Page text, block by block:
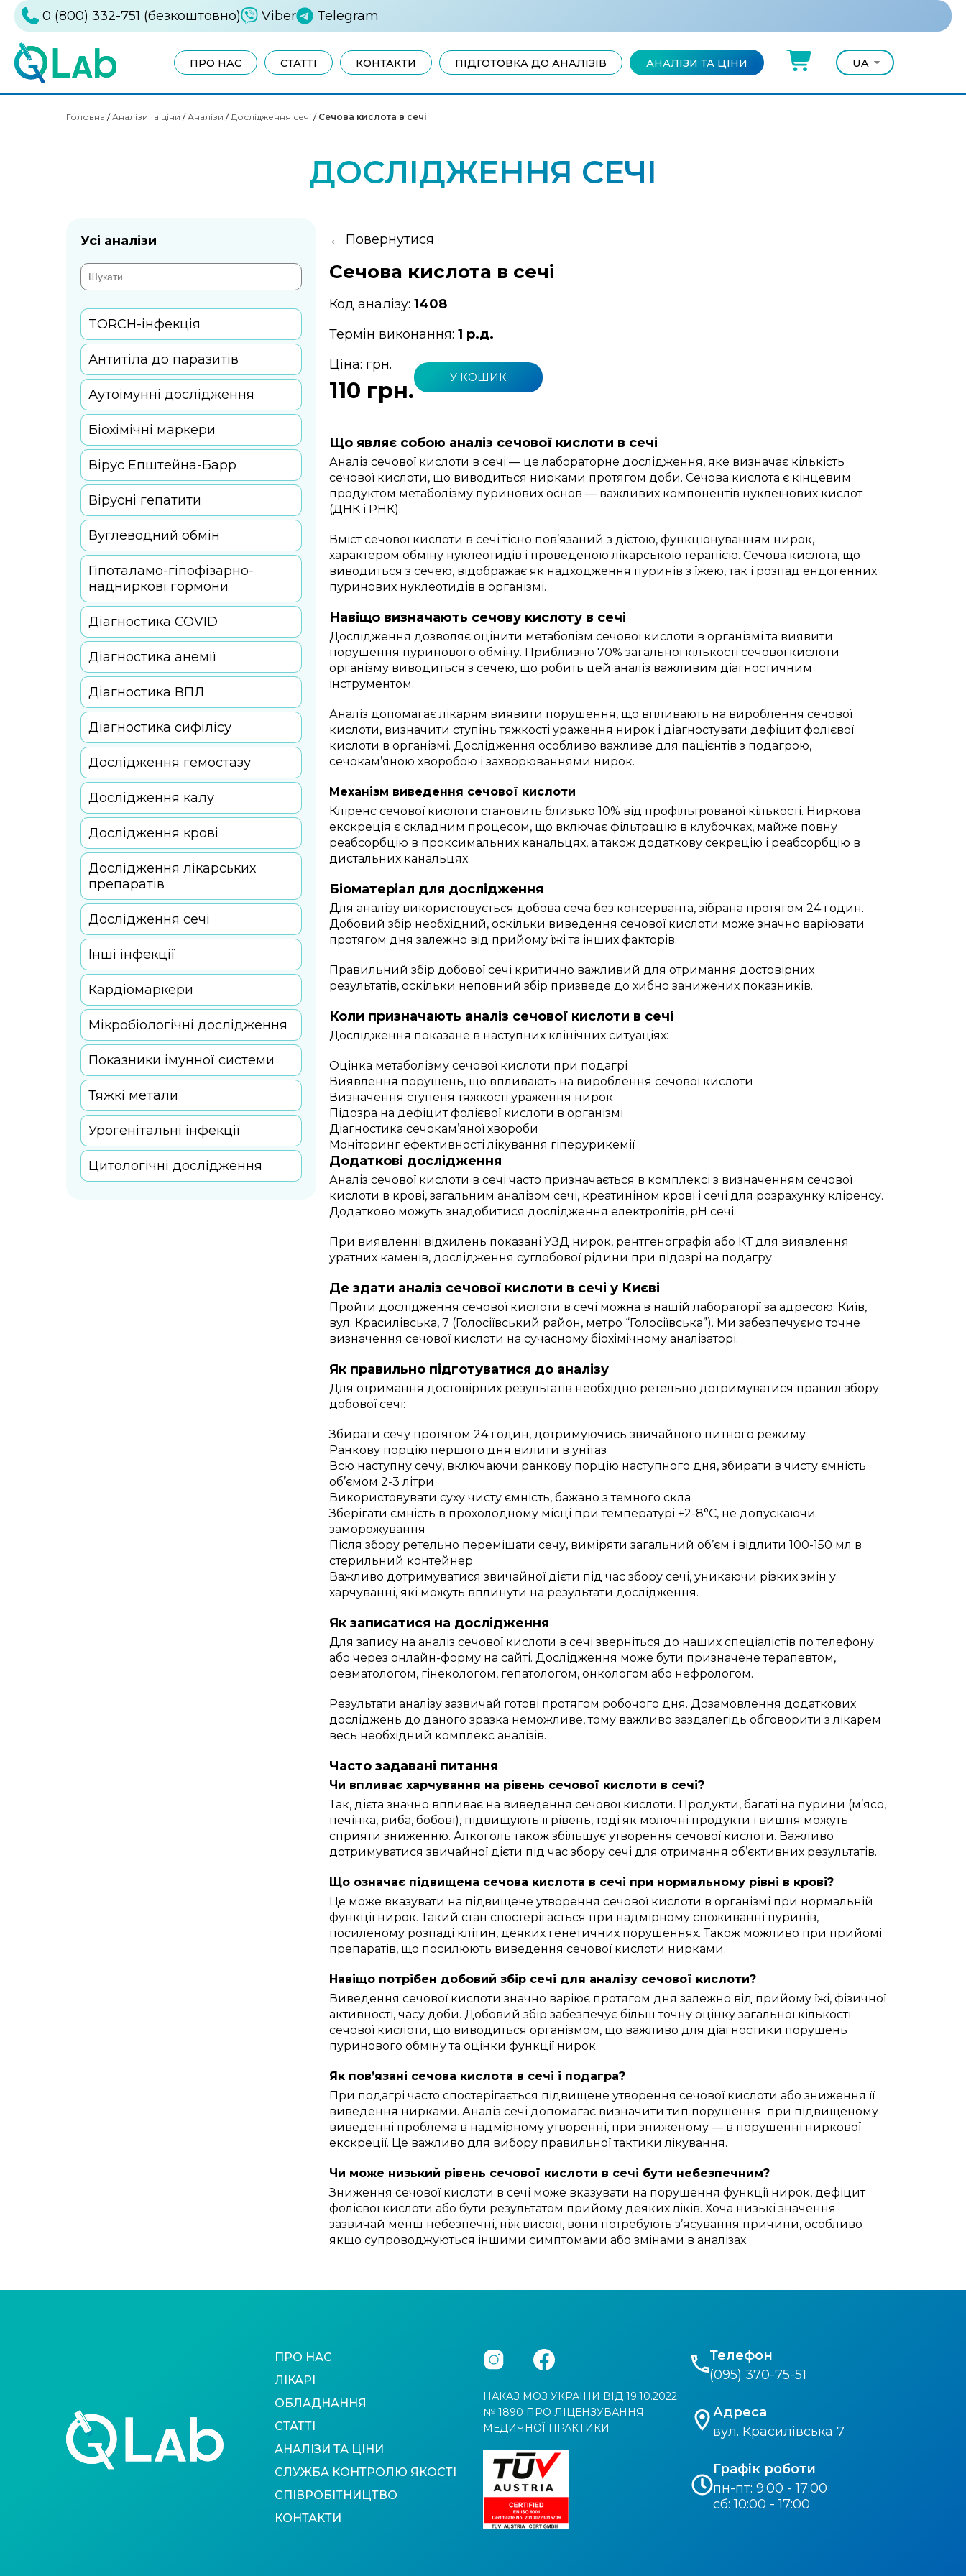
0 (800) 332-751 (безкоштовно) Viber Telegram
ПРО НАС СТАТТІ КОНТАКТИ ПІДГОТОВКА ДО АНАЛІЗІВ АНАЛІЗИ ТА ЦІНИ
UA
Головна / Аналізи та ціни / Аналізи / Дослідження сечі / Сечова кислота в сечі
ДОСЛІДЖЕННЯ СЕЧІ
Усі аналізи
TORCH-інфекція
Антитіла до паразитів
Аутоімунні дослідження
Біохімічні маркери
Вірус Епштейна-Барр
Вірусні гепатити
Вуглеводний обмін
Гіпоталамо-гіпофізарно-
надниркові гормони
Діагностика COVID
Діагностика анемії
Діагностика ВПЛ
Діагностика сифілісу
Дослідження гемостазу
Дослідження калу
Дослідження крові
Дослідження лікарських
препаратів
Дослідження сечі
Інші інфекції
Кардіомаркери
Мікробіологічні дослідження
Показники імунної системи
Тяжкі метали
Урогенітальні інфекції
Цитологічні дослідження
← Повернутися
Сечова кислота в сечі
Код аналізу:1408
Термін виконання:1 р.д.
Ціна: грн.
110 грн. У КОШИК
Що являє собою аналіз сечової кислоти в сечі
Аналіз сечової кислоти в сечі — це лабораторне дослідження, яке визначає кількість
сечової кислоти, що виводиться нирками протягом доби. Сечова кислота є кінцевим
продуктом метаболізму пуринових основ — важливих компонентів нуклеїнових кислот
(ДНК і РНК).
Вміст сечової кислоти в сечі тісно пов’язаний з дієтою, функціонуванням нирок,
характером обміну нуклеотидів і проведеною лікарською терапією. Сечова кислота, що
виводиться з сечею, відображає як надходження пуринів з їжею, так і розпад ендогенних
пуринових нуклеотидів в організмі.
Навіщо визначають сечову кислоту в сечі
Дослідження дозволяє оцінити метаболізм сечової кислоти в організмі та виявити
порушення пуринового обміну. Приблизно 70% загальної кількості сечової кислоти
організму виводиться з сечею, що робить цей аналіз важливим діагностичним
інструментом.
Аналіз допомагає лікарям виявити порушення, що впливають на вироблення сечової
кислоти, визначити ступінь тяжкості ураження нирок і діагностувати дефіцит фолієвої
кислоти в організмі. Дослідження особливо важливе для пацієнтів з подагрою,
сечокам’яною хворобою і захворюваннями нирок.
Механізм виведення сечової кислоти
Кліренс сечової кислоти становить близько 10% від профільтрованої кількості. Ниркова
екскреція є складним процесом, що включає фільтрацію в клубочках, майже повну
реабсорбцію в проксимальних канальцях, а також додаткову секрецію і реабсорбцію в
дистальних канальцях.
Біоматеріал для дослідження
Для аналізу використовується добова сеча без консерванта, зібрана протягом 24 годин.
Добовий збір необхідний, оскільки виведення сечової кислоти може значно варіювати
протягом дня залежно від прийому їжі та інших факторів.
Правильний збір добової сечі критично важливий для отримання достовірних
результатів, оскільки неповний збір призведе до хибно занижених показників.
Коли призначають аналіз сечової кислоти в сечі
Дослідження показане в наступних клінічних ситуаціях:
Оцінка метаболізму сечової кислоти при подагрі
Виявлення порушень, що впливають на вироблення сечової кислоти
Визначення ступеня тяжкості ураження нирок
Підозра на дефіцит фолієвої кислоти в організмі
Діагностика сечокам’яної хвороби
Моніторинг ефективності лікування гіперурикемії
Додаткові дослідження
Аналіз сечової кислоти в сечі часто призначається в комплексі з визначенням сечової
кислоти в крові, загальним аналізом сечі, креатиніном крові і сечі для розрахунку кліренсу.
Додатково можуть знадобитися дослідження електролітів, pH сечі.
При виявленні відхилень показані УЗД нирок, рентгенографія або КТ для виявлення
уратних каменів, дослідження суглобової рідини при підозрі на подагру.
Де здати аналіз сечової кислоти в сечі у Києві
Пройти дослідження сечової кислоти в сечі можна в нашій лабораторії за адресою: Київ,
вул. Красилівська, 7 (Голосіївський район, метро “Голосіївська”). Ми забезпечуємо точне
визначення сечової кислоти на сучасному біохімічному аналізаторі.
Як правильно підготуватися до аналізу
Для отримання достовірних результатів необхідно ретельно дотримуватися правил збору
добової сечі:
Збирати сечу протягом 24 годин, дотримуючись звичайного питного режиму
Ранкову порцію першого дня вилити в унітаз
Всю наступну сечу, включаючи ранкову порцію наступного дня, збирати в чисту ємність
об’ємом 2-3 літри
Використовувати суху чисту ємність, бажано з темного скла
Зберігати ємність в прохолодному місці при температурі +2-8°С, не допускаючи
заморожування
Після збору ретельно перемішати сечу, виміряти загальний об’єм і відлити 100-150 мл в
стерильний контейнер
Важливо дотримуватися звичайної дієти під час збору сечі, уникаючи різких змін у
харчуванні, які можуть вплинути на результати дослідження.
Як записатися на дослідження
Для запису на аналіз сечової кислоти в сечі зверніться до наших спеціалістів по телефону
або через онлайн-форму на сайті. Дослідження може бути призначене терапевтом,
ревматологом, гінекологом, гепатологом, онкологом або нефрологом.
Результати аналізу зазвичай готові протягом робочого дня. Дозамовлення додаткових
досліджень до даного зразка неможливе, тому важливо заздалегідь обговорити з лікарем
весь необхідний комплекс аналізів.
Часто задавані питання
Чи впливає харчування на рівень сечової кислоти в сечі?
Так, дієта значно впливає на виведення сечової кислоти. Продукти, багаті на пурини (м’ясо,
печінка, риба, бобові), підвищують її рівень, тоді як молочні продукти і вишня можуть
сприяти зниженню. Алкоголь також збільшує утворення сечової кислоти. Важливо
дотримуватися звичайної дієти під час збору сечі для отримання об’єктивних результатів.
Що означає підвищена сечова кислота в сечі при нормальному рівні в крові?
Це може вказувати на підвищене утворення сечової кислоти в організмі при нормальній
функції нирок. Такий стан спостерігається при надмірному споживанні пуринів,
посиленому розпаді клітин, деяких генетичних порушеннях. Також можливо при прийомі
препаратів, що посилюють виведення сечової кислоти нирками.
Навіщо потрібен добовий збір сечі для аналізу сечової кислоти?
Виведення сечової кислоти значно варіює протягом дня залежно від прийому їжі, фізичної
активності, часу доби. Добовий збір забезпечує більш точну оцінку загальної кількості
сечової кислоти, що виводиться організмом, що важливо для діагностики порушень
пуринового обміну та оцінки функції нирок.
Як пов’язані сечова кислота в сечі і подагра?
При подагрі часто спостерігається підвищене утворення сечової кислоти або зниження її
виведення нирками. Аналіз сечі допомагає визначити тип порушення: при підвищеному
виведенні проблема в надмірному утворенні, при зниженому — в порушенні ниркової
екскреції. Це важливо для вибору правильної тактики лікування.
Чи може низький рівень сечової кислоти в сечі бути небезпечним?
Зниження сечової кислоти в сечі може вказувати на порушення функції нирок, дефіцит
фолієвої кислоти або бути результатом прийому деяких ліків. Хоча низькі значення
зазвичай менш небезпечні, ніж високі, вони потребують з’ясування причини, особливо
якщо супроводжуються іншими симптомами або змінами в аналізах.
ПРО НАС
ЛІКАРІ
ОБЛАДНАННЯ
СТАТТІ
АНАЛІЗИ ТА ЦІНИ
СЛУЖБА КОНТРОЛЮ ЯКОСТІ
СПІВРОБІТНИЦТВО
КОНТАКТИ
НАКАЗ МОЗ УКРАЇНИ ВІД 19.10.2022
№ 1890 ПРО ЛІЦЕНЗУВАННЯ
МЕДИЧНОЇ ПРАКТИКИ
Телефон
(095) 370-75-51
Адреса
вул. Красилівська 7
Графік роботи
пн-пт: 9:00 - 17:00
сб: 10:00 - 17:00